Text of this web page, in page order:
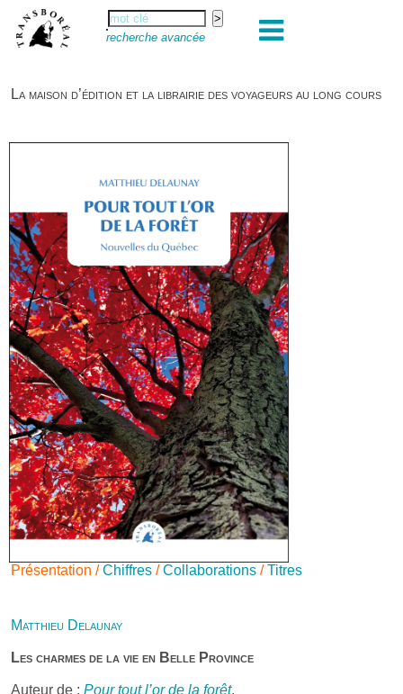
recherche avancée
La maison d’édition et la librairie des voyageurs au long cours
Présentation /Chiffres /Collaborations /Titres
Matthieu Delaunay
Les charmes de la vie en Belle Province
Auteur de : Pour tout l’or de la forêt.